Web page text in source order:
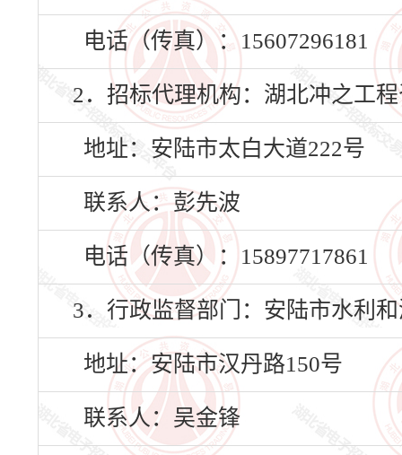
电话（传真）：15607296181
2．招标代理机构：湖北冲之工
地址：安陆市太白大道222号
联系人：彭先波
电话（传真）：15897717861
3．行政监督部门：安陆市水利
地址：安陆市汉丹路150号
联系人：吴金锋